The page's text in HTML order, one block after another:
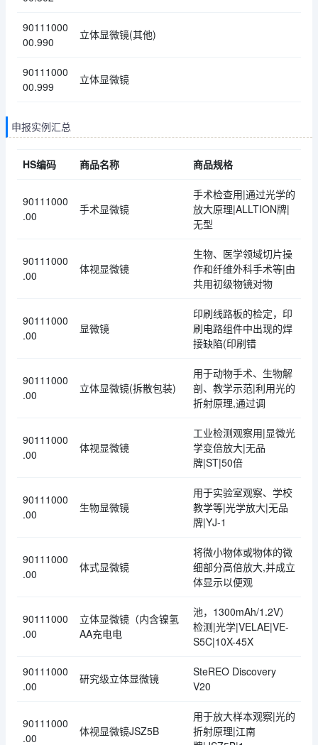
90111000
00.990
立体显微镜(其他)
90111000
00.999
立体显微镜
申报实例汇总
HS编码 商品名称 商品规格
90111000
.00
手术显微镜
手术检查用|通过光学的
放大原理|ALLTION牌|
无型
90111000
.00
体视显微镜
生物、医学领域切片操
作和纤维外科手术等|由
共用初级物镜对物
90111000
.00
显微镜
印刷线路板的检定，印
刷电路组件中出现的焊
接缺陷(印刷错
90111000
.00
立体显微镜(拆散包装)
用于动物手术、生物解
剖、教学示范|利用光的
折射原理,通过调
90111000
.00
体视显微镜
工业检测观察用|显微光
学变倍放大|无品
牌|ST|50倍
90111000
.00
生物显微镜
用于实验室观察、学校
教学等|光学放大|无品
牌|YJ-1
90111000
.00
体式显微镜
将微小物体或物体的微
细部分高倍放大,并成立
体显示以便观
90111000
.00
立体显微镜（内含镍氢
AA充电电
池，1300mAh/1.2V）
检测|光学|VELAE|VE-
S5C|10X-45X
90111000
.00
研究级立体显微镜
SteREO Discovery
V20
90111000
.00
体视显微镜JSZ5B
用于放大样本观察|光的
折射原理|江南